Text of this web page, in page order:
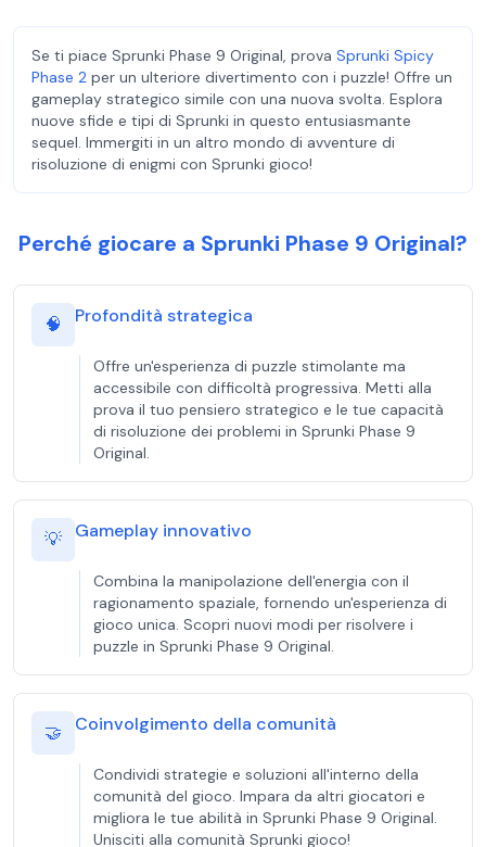
Se ti piace Sprunki Phase 9 Original, prova Sprunki Spicy
Phase 2 per un ulteriore divertimento con i puzzle! Offre un
gameplay strategico simile con una nuova svolta. Esplora
nuove sfide e tipi di Sprunki in questo entusiasmante
sequel. Immergiti in un altro mondo di avventure di
risoluzione di enigmi con Sprunki gioco!
Perché giocare a Sprunki Phase 9 Original?
🧠 Profondità strategica
Offre un'esperienza di puzzle stimolante ma
accessibile con difficoltà progressiva. Metti alla
prova il tuo pensiero strategico e le tue capacità
di risoluzione dei problemi in Sprunki Phase 9
Original.
💡 Gameplay innovativo
Combina la manipolazione dell'energia con il
ragionamento spaziale, fornendo un'esperienza di
gioco unica. Scopri nuovi modi per risolvere i
puzzle in Sprunki Phase 9 Original.
🤝 Coinvolgimento della comunità
Condividi strategie e soluzioni all'interno della
comunità del gioco. Impara da altri giocatori e
migliora le tue abilità in Sprunki Phase 9 Original.
Unisciti alla comunità Sprunki gioco!